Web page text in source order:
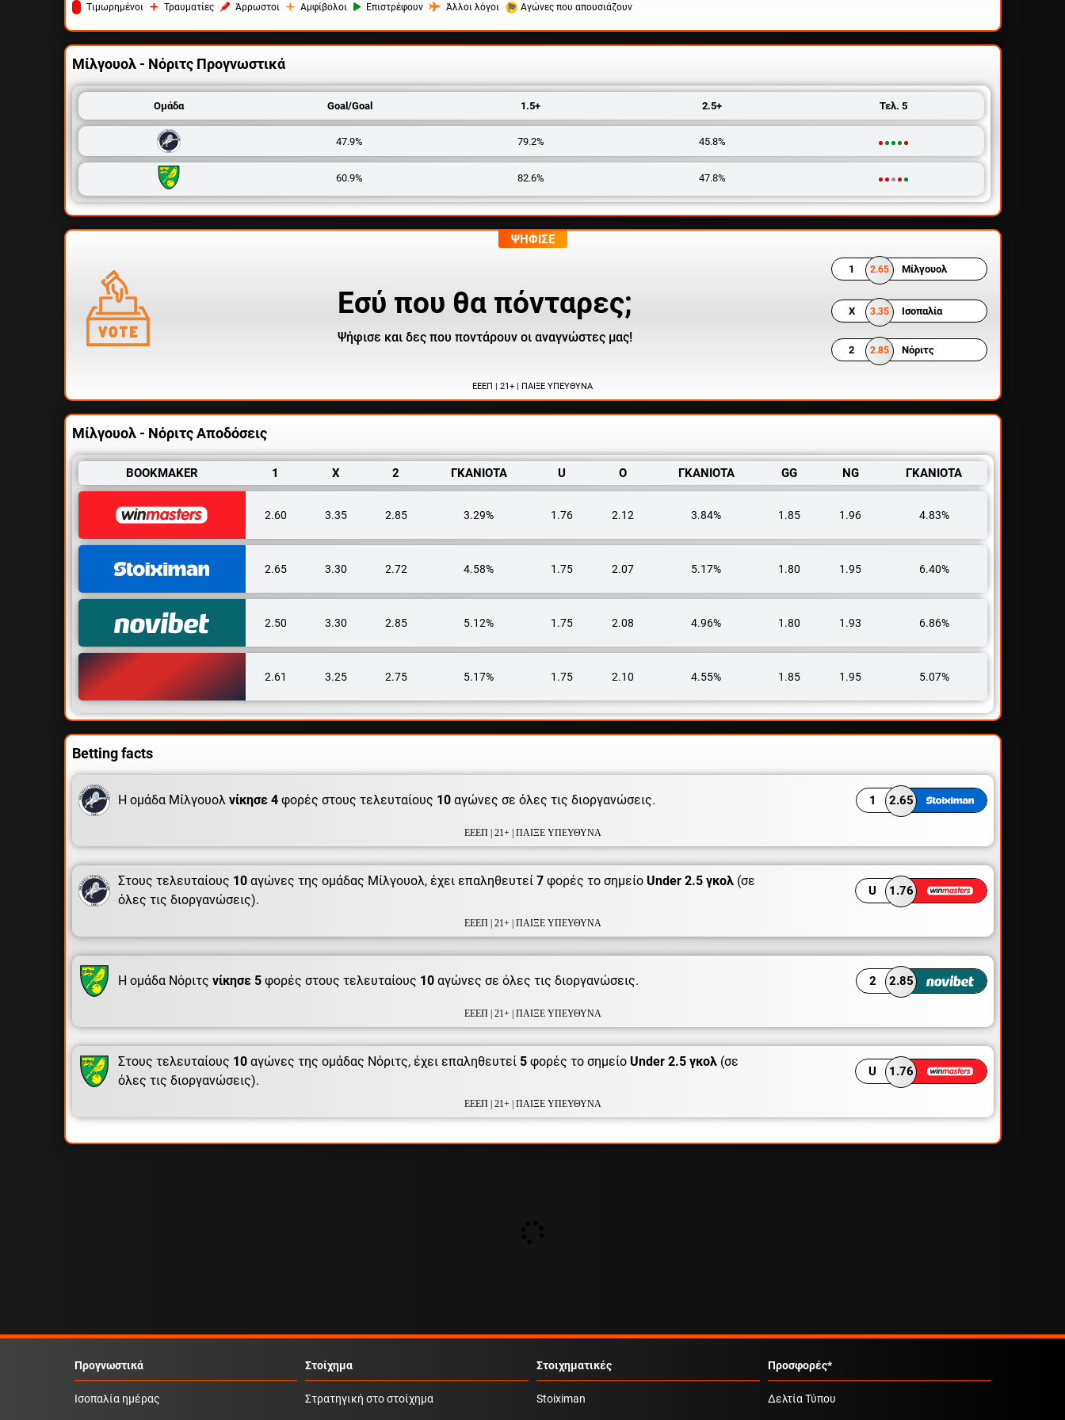
Tιμωρημένοι Τραυματίες Άρρωστοι Αμφίβολοι Επιστρέφουν Άλλοι λόγοι Αγώνες που απουσιάζουν
Μίλγουολ - Νόριτς Προγνωστικά
Ομάδα Goal/Goal 1.5+ 2.5+ Τελ. 5
47.9% 79.2% 45.8%
60.9% 82.6% 47.8%
ΨΗΦΙΣΕ
Εσύ που θα πόνταρες;
Ψήφισε και δες που ποντάρουν οι αναγνώστες μας!
1 2.65 Μίλγουολ
X 3.35 Ισοπαλία
2 2.85 Νόριτς
ΕΕΕΠ | 21+ | ΠΑΙΞΕ ΥΠΕΥΘΥΝΑ
Μίλγουολ - Νόριτς Αποδόσεις
BOOKMAKER 1 X 2 ΓΚΑΝΙΟΤΑ U O ΓΚΑΝΙΟΤΑ GG NG ΓΚΑΝΙΟΤΑ
2.60 3.35 2.85 3.29% 1.76 2.12 3.84% 1.85 1.96 4.83%
2.65 3.30 2.72 4.58% 1.75 2.07 5.17% 1.80 1.95 6.40%
2.50 3.30 2.85 5.12% 1.75 2.08 4.96% 1.80 1.93 6.86%
2.61 3.25 2.75 5.17% 1.75 2.10 4.55% 1.85 1.95 5.07%
Betting facts
Η ομάδα Μίλγουολ νίκησε 4φορές στους τελευταίους 10αγώνες σε όλες τις διοργανώσεις. 1 2.65
ΕΕΕΠ | 21+ | ΠΑΙΞΕ ΥΠΕΥΘΥΝΑ
Στους τελευταίους 10αγώνες της ομάδας Μίλγουολ, έχει επαληθευτεί 7φορές το σημείο Under 2.5 γκολ(σε
όλες τις διοργανώσεις).
U 1.76
ΕΕΕΠ | 21+ | ΠΑΙΞΕ ΥΠΕΥΘΥΝΑ
Η ομάδα Νόριτς νίκησε 5φορές στους τελευταίους 10αγώνες σε όλες τις διοργανώσεις. 2 2.85
ΕΕΕΠ | 21+ | ΠΑΙΞΕ ΥΠΕΥΘΥΝΑ
Στους τελευταίους 10αγώνες της ομάδας Νόριτς, έχει επαληθευτεί 5φορές το σημείο Under 2.5 γκολ(σε
όλες τις διοργανώσεις).
U 1.76
ΕΕΕΠ | 21+ | ΠΑΙΞΕ ΥΠΕΥΘΥΝΑ
Προγνωστικά
Ισοπαλία ημέρας
Στοίχημα
Στρατηγική στο στοίχημα
Στοιχηματικές
Stoiximan
Προσφορές*
Δελτία Τύπου